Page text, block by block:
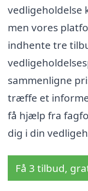
vedligeholdelse
men vores
indhente tre
sammenligne
træffe et
få hjælp fra
dig i din
Få 3 tilbud,